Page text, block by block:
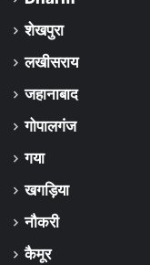
शेखपुरा
लखीसराय
जहानाबाद
गोपालगंज
गया
खगड़िया
नौकरी
कैमूर